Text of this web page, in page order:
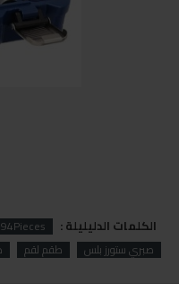
الكلمات الدليليلة :
صبري ستورز بلس
طقم لقم